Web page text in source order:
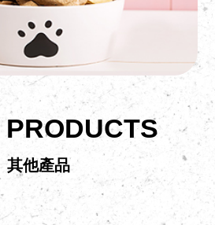
PRODUCTS
其他產品